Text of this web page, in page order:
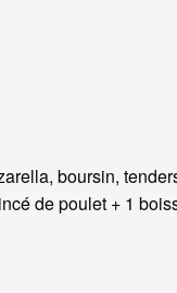
boursin,
de poulet + 1